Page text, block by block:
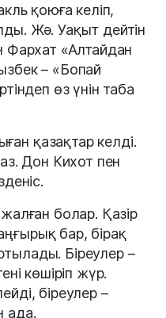
қоюға келіп,
Жә. Уақыт дейтін
Фархат «Алтайдан
– «Бопай
өз үнін таба
қазақтар келді.
Дон Кихот пен
болар. Қазір
бар, бірақ
Біреулер –
көшіріп жүр.
біреулер –
ада.